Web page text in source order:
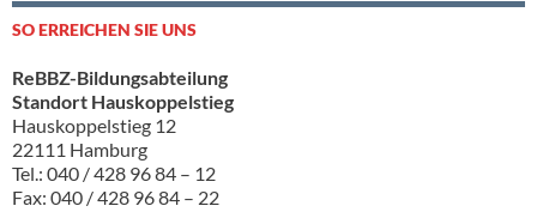
SO ERREICHEN SIE UNS
ReBBZ-Bildungsabteilung
Standort Hauskoppelstieg
Hauskoppelstieg 12
22111 Hamburg
Tel.: 040 / 428 96 84 – 12
Fax: 040 / 428 96 84 – 22